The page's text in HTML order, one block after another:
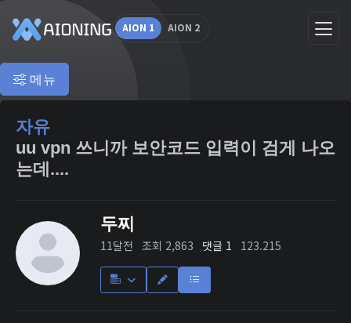
AION 1 AION 2
메뉴
자유
uu vpn 쓰니까 보안코드 입력이 검게 나오
는데....
두찌
11달전 조회 2,863 댓글 1 123.215